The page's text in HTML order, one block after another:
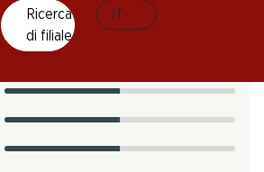
Ricerca
di filiale